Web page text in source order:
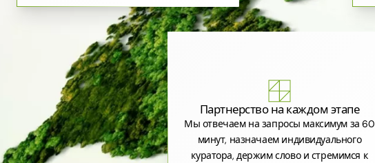
Партнерство на каждом этапе
Мы отвечаем на запросы максимум за 60
минут, назначаем индивидуального
куратора, держим слово и стремимся к